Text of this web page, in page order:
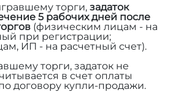
торги, задаток
5 рабочих дней после
(физическим лицам - на
при регистрации;
ИП - на расчетный счет).
торги, задаток не
в счет оплаты
договору купли-продажи.